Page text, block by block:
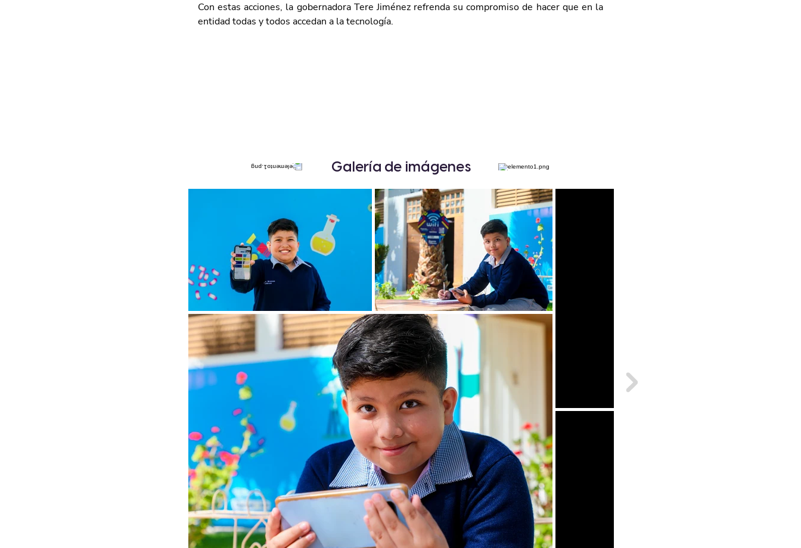
Con estas acciones, la gobernadora Tere Jiménez refrenda su compromiso de hacer que en la
entidad todas y todos accedan a la tecnología.
Galería de imágenes